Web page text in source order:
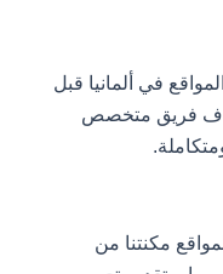
في ألمانيا قبل
فريق متخصص
مكنتنا من